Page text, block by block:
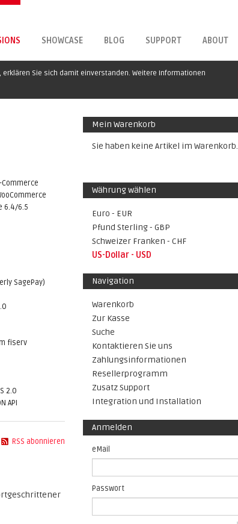
SHOWCASE BLOG SUPPORT ABOUT
Sie sich damit einverstanden. Weitere Informationen
Commerce
6.4/6.5
SagePay)
fiserv
2.0
API
RSS abonnieren
Mein Warenkorb
Sie haben keine Artikel im Warenkorb.
Währung wählen
Euro - EUR
Pfund Sterling - GBP
Schweizer Franken - CHF
US-Dollar - USD
Navigation
Warenkorb
Zur Kasse
Suche
Kontaktieren Sie uns
Zahlungsinformationen
Resellerprogramm
Zusatz Support
Integration und Installation
Anmelden
eMail
Passwort